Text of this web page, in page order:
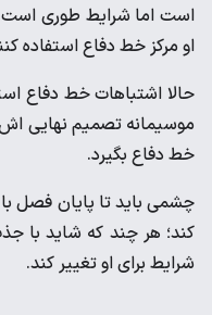
است اما شرایط طوری است
او مرکز خط دفاع استفاده
حالا اشتباهات خط دفاع
موسیمانه تصمیم نهایی اش
خط دفاع بگیرد.
چشمی باید تا پایان فصل
کند؛ هر چند که شاید با
شرایط برای او تغییر کند.